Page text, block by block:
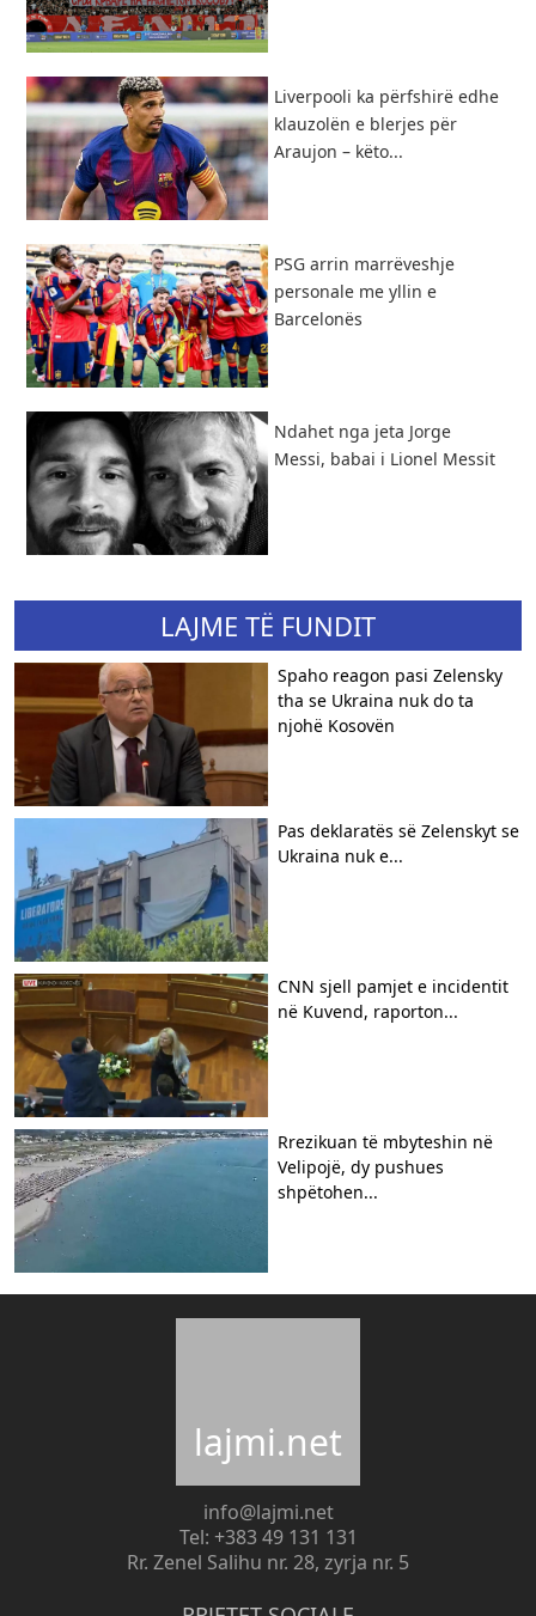
Liverpooli ka përfshirë edhe
klauzolën e blerjes për
Araujon – këto...
PSG arrin marrëveshje
personale me yllin e
Barcelonës
Ndahet nga jeta Jorge
Messi, babai i Lionel Messit
LAJME TË FUNDIT
​Spaho reagon pasi Zelensky
tha se Ukraina nuk do ta
njohë Kosovën
Pas deklaratës së Zelenskyt se
Ukraina nuk e...
CNN sjell pamjet e incidentit
në Kuvend, raporton...
Rrezikuan të mbyteshin në
Velipojë, dy pushues
shpëtohen...
lajmi.net
info@lajmi.net
Tel: +383 49 131 131
Rr. Zenel Salihu nr. 28, zyrja nr. 5